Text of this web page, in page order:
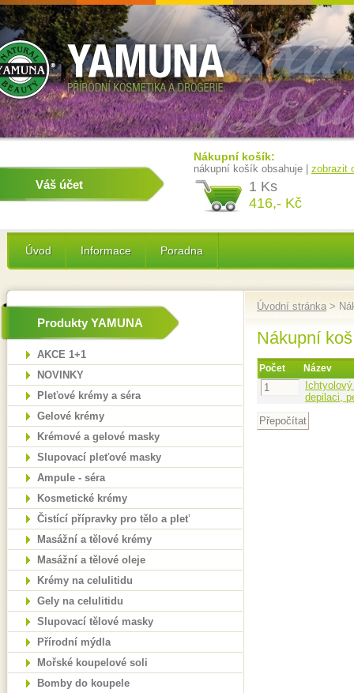
Váš účet
Nákupní košík:
nákupní košík obsahuje | zobrazit
1 Ks
416,- Kč
Úvod Informace Poradna
Produkty YAMUNA
AKCE 1+1
NOVINKY
Pleťové krémy a séra
Gelové krémy
Krémové a gelové masky
Slupovací pleťové masky
Ampule - séra
Kosmetické krémy
Čistící přípravky pro tělo a pleť
Masážní a tělové krémy
Masážní a tělové oleje
Krémy na celulitidu
Gely na celulitidu
Slupovací tělové masky
Přírodní mýdla
Mořské koupelové soli
Bomby do koupele
Úvodní stránka >
Nákupní
Počet Název
depilaci,